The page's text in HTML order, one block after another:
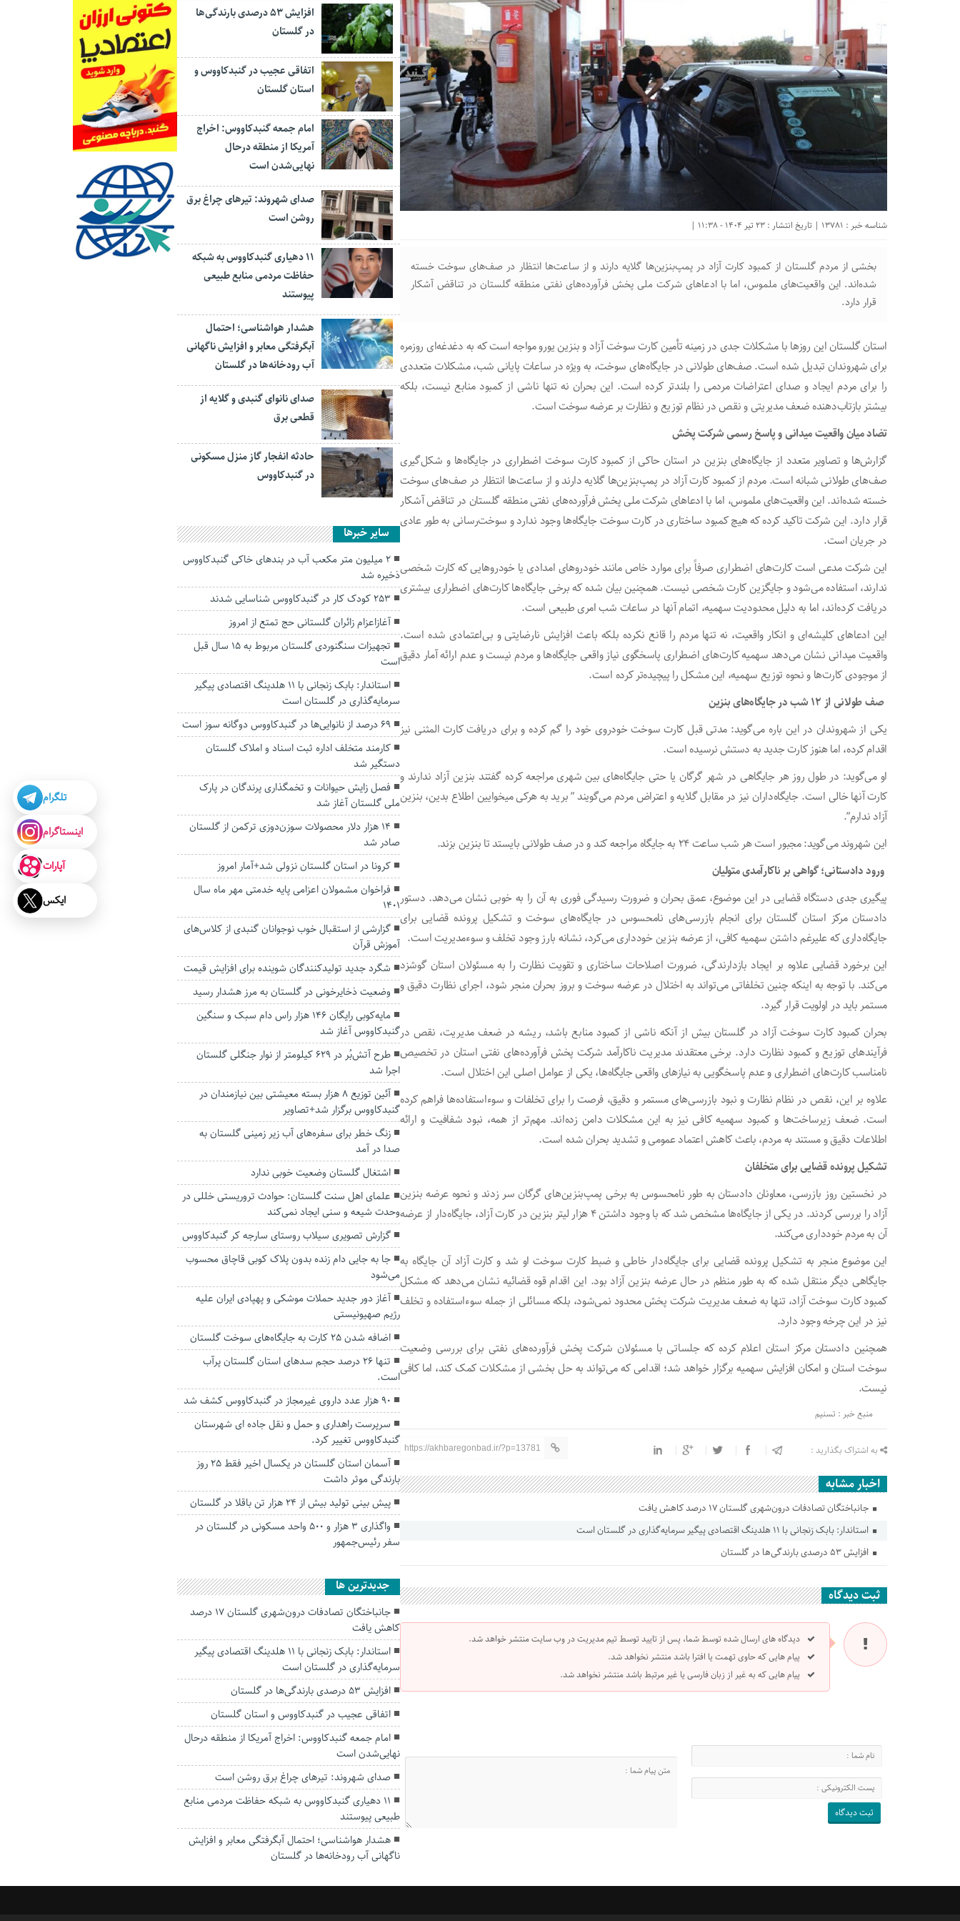
شناسه خبر : 13781 | تاریخ انتشار : 23 تیر 1404 - 11:38 |
بخشی از مردم گلستان از کمبود کارت آزاد در پمپ‌بنزین‌ها گلایه دارند و از ساعت‌ها انتظار در صف‌های سوخت خسته
شده‌اند. این واقعیت‌های ملموس، اما با ادعاهای شرکت ملی پخش فرآورده‌های نفتی منطقه گلستان در تناقض آشکار
قرار دارد.
استان گلستان این روز‌ها با مشکلات جدی در زمینه تأمین کارت سوخت آزاد و بنزین یورو مواجه است که به دغدغه‌ای روزمره
برای شهروندان تبدیل شده است. صف‌های طولانی در جایگاه‌های سوخت، به ویژه در ساعات پایانی شب، مشکلات متعددی
را برای مردم ایجاد و صدای اعتراضات مردمی را بلندتر کرده است. این بحران نه تنها ناشی از کمبود منابع نیست، بلکه
بیشتر بازتاب‌دهنده ضعف مدیریتی و نقص در نظام توزیع و نظارت بر عرضه سوخت است.
تضاد میان واقعیت میدانی و پاسخ رسمی شرکت پخش
گزارش‌ها و تصاویر متعدد از جایگاه‌های بنزین در استان حاکی از کمبود کارت سوخت اضطراری در جایگاه‌ها و شکل‌گیری
صف‌های طولانی شبانه است. مردم از کمبود کارت آزاد در پمپ‌بنزین‌ها گلایه دارند و از ساعت‌ها انتظار در صف‌های سوخت
خسته شده‌اند. این واقعیت‌های ملموس، اما با ادعا‌های شرکت ملی پخش فرآورده‌های نفتی منطقه گلستان در تناقض آشکار
قرار دارد. این شرکت تاکید کرده که هیچ کمبود ساختاری در کارت سوخت جایگاه‌ها وجود ندارد و سوخت‌رسانی به طور عادی
در جریان است.
این شرکت مدعی است کارت‌های اضطراری صرفاً برای موارد خاص مانند خودرو‌های امدادی یا خودرو‌هایی که کارت شخصی
ندارند، استفاده می‌شود و جایگزین کارت شخصی نیست. همچنین بیان شده که برخی جایگاه‌ها کارت‌های اضطراری بیشتری
دریافت کرده‌اند، اما به دلیل محدودیت سهمیه، اتمام آنها در ساعات شب امری طبیعی است.
این ادعا‌های کلیشه‌ای و انکار واقعیت، نه تنها مردم را قانع نکرده بلکه باعث افزایش نارضایتی و بی‌اعتمادی شده است.
واقعیت میدانی نشان می‌دهد سهمیه کارت‌های اضطراری پاسخگوی نیاز واقعی جایگاه‌ها و مردم نیست و عدم ارائه آمار دقیق
از موجودی کارت‌ها و نحوه توزیع سهمیه، این مشکل را پیچیده‌تر کرده است.
صف طولانی از ۱۲ شب در جایگاه‌های بنزین
یکی از شهروندان در این باره می‌گوید: مدتی قبل کارت سوخت خودروی خود را گم کرده و برای دریافت کارت المثنی نیز
اقدام کرده، اما هنوز کارت جدید به دستش نرسیده است.
او می‌گوید: در طول روز هر جایگاهی در شهر گرگان یا حتی جایگاه‌های بین شهری مراجعه کرده گفتند بنزین آزاد ندارند و
کارت آنها خالی است. جایگاه‌داران نیز در مقابل گلایه و اعتراض مردم می‌گویند ” برید به هرکی میخوایین اطلاع بدین، بنزین
آزاد ندارم”.
این شهروند می‌گوید: مجبور است هر شب ساعت ۲۴ به جایگاه مراجعه کند و در صف طولانی بایستد تا بنزین بزند.
ورود دادستانی؛ گواهی بر ناکارآمدی متولیان
پیگیری جدی دستگاه قضایی در این موضوع، عمق بحران و ضرورت رسیدگی فوری به آن را به خوبی نشان می‌دهد. دستور
دادستان مرکز استان گلستان برای انجام بازرسی‌های نامحسوس در جایگاه‌های سوخت و تشکیل پرونده قضایی برای
جایگاه‌داری که علیرغم داشتن سهمیه کافی، از عرضه بنزین خودداری می‌کرد، نشانه بارز وجود تخلف و سوءمدیریت است.
این برخورد قضایی علاوه بر ایجاد بازدارندگی، ضرورت اصلاحات ساختاری و تقویت نظارت را به مسئولان استان گوشزد
می‌کند. با توجه به اینکه چنین تخلفاتی می‌تواند به اختلال در عرضه سوخت و بروز بحران منجر شود، اجرای نظارت دقیق و
مستمر باید در اولویت قرار گیرد.
بحران کمبود کارت سوخت آزاد در گلستان بیش از آنکه ناشی از کمبود منابع باشد، ریشه در ضعف مدیریت، نقص در
فرآیند‌های توزیع و کمبود نظارت دارد. برخی معتقدند مدیریت ناکارآمد شرکت پخش فرآورده‌های نفتی استان در تخصیص
نامناسب کارت‌های اضطراری و عدم پاسخگویی به نیاز‌های واقعی جایگاه‌ها، یکی از عوامل اصلی این اختلال است.
علاوه بر این، نقص در نظام نظارت و نبود بازرسی‌های مستمر و دقیق، فرصت را برای تخلفات و سوءاستفاده‌ها فراهم کرده
است. ضعف زیرساخت‌ها و کمبود سهمیه کافی نیز به این مشکلات دامن زده‌اند. مهم‌تر از همه، نبود شفافیت و ارائه
اطلاعات دقیق و مستند به مردم، باعث کاهش اعتماد عمومی و تشدید بحران شده است.
تشکیل پرونده قضایی برای متخلفان
در نخستین روز بازرسی، معاونان دادستان به طور نامحسوس به برخی پمپ‌بنزین‌های گرگان سر زدند و نحوه عرضه بنزین
آزاد را بررسی کردند. در یکی از جایگاه‌ها مشخص شد که با وجود داشتن ۴ هزار لیتر بنزین در کارت آزاد، جایگاه‌دار از عرضه
آن به مردم خودداری می‌کند.
این موضوع منجر به تشکیل پرونده قضایی برای جایگاه‌دار خاطی و ضبط کارت سوخت او شد و کارت آزاد آن جایگاه به
جایگاهی دیگر منتقل شده که به طور منظم در حال عرضه بنزین آزاد بود. این اقدام قوه قضائیه نشان می‌دهد که مشکل
کمبود کارت سوخت آزاد، تنها به ضعف مدیریت شرکت پخش محدود نمی‌شود، بلکه مسائلی از جمله سوءاستفاده و تخلف
نیز در این چرخه وجود دارد.
همچنین دادستان مرکز استان اعلام کرده که جلساتی با مسئولان شرکت پخش فرآورده‌های نفتی برای بررسی وضعیت
سوخت استان و امکان افزایش سهمیه برگزار خواهد شد؛ اقدامی که می‌تواند به حل بخشی از مشکلات کمک کند، اما کافی
نیست.
منبع خبر : تسنیم
به اشتراک بگذارید : https://akhbaregonbad.ir/?p=13781
اخبار مشابه
جانباختگان تصادفات درون‌شهری گلستان ۱۷ درصد کاهش یافت
استاندار: بابک زنجانی با ۱۱ هلدینگ اقتصادی پیگیر سرمایه‌گذاری در گلستان است
افزایش ۵۳ درصدی بارندگی‌ها در گلستان
ثبت دیدگاه
دیدگاه های ارسال شده توسط شما، پس از تایید توسط تیم مدیریت در وب سایت منتشر خواهد شد.
پیام هایی که حاوی تهمت یا افترا باشد منتشر نخواهد شد.
پیام هایی که به غیر از زبان فارسی یا غیر مرتبط باشد منتشر نخواهد شد.
افزایش ۵۳ درصدی بارندگی‌ها
در گلستان
اتفاقی عجیب در‌ گنبدکاووس و
استان گلستان
امام جمعه گنبدکاووس: اخراج
آمریکا از منطقه درحال
نهایی‌شدن است
صدای شهروند: تیرهای چراغ برق
روشن است
۱۱ دهیاری گنبدکاووس به شبکه
حفاظت مردمی منابع طبیعی
پیوستند
هشدار هواشناسی؛ احتمال
آبگرفتگی معابر و افزایش ناگهانی
آب رودخانه‌ها در گلستان
صدای نانوای گنبدی و گلایه از
قطعی برق
حادثه انفجار گاز منزل مسکونی
در گنبدکاووس
سایر خبرها
۲ میلیون متر مکعب آب در بندهای خاکی گنبدکاووس
ذخیره شد
۲۵۳ کودک کار در گنبدکاووس شناسایی شدند
آغازاعزام زائران گلستانی حج تمتع از امروز
تجهیزات سنگنوردی گلستان مربوط به ۱۵ سال قبل
است
استاندار: بابک زنجانی با ۱۱ هلدینگ اقتصادی پیگیر
سرمایه‌گذاری در گلستان است
۶۹ درصد از نانوایی‌ها در گنبدکاووس دوگانه سوز است
کارمند متخلف اداره ثبت اسناد و املاک گلستان
دستگیر شد
فصل زایش‌ حیوانات و تخمگذاری پرندگان در پارک
ملی گلستان آغاز شد
۱۴ هزار دلار محصولات سوزن‌دوزی ترکمن از گلستان
صادر شد
کرونا در استان گلستان نزولی شد+آمار امروز
فراخوان مشمولان اعزامی پایه خدمتی مهر ماه سال
۱۴۰۱
گزارشی از استقبال خوب نوجوانان گنبدی از کلاس‌های
آموزش قرآن
شگرد جدید تولیدکنندگان شوینده برای افزایش قیمت‌
وضعیت ذخایرخونی در گلستان به مرز هشدار رسید
مایه‌کوبی رایگان ۱۴۶ هزار راس دام‌ سبک و سنگین
گنبدکاووس آغاز شد
طرح آتش‌بُر در ۶۲۹ کیلومتر از نوار جنگلی گلستان
اجرا شد
آئین توزیع ۸ هزار بسته معیشتی بین نیازمندان در‌
گنبدکاووس برگزار شد+تصاویر
زنگ خطر برای سفره‌های آب زیر زمینی گلستان به
صدا در آمد
اشتغال گلستان وضعیت خوبی ندارد
علمای اهل سنت گلستان: حوادث تروریستی خللی در
وحدت شیعه و سنی ایجاد نمی‌کند
گزارش تصویری سیلاب روستای سارجه کر گنبدکاووس
جا به جایی دام زنده بدون پلاک کوبی قاچاق محسوب
می‌شود
آغاز دور جدید حملات موشکی و پهپادی ایران علیه
رژیم صهیونیستی
اضافه شدن ۲۵ کارت به جایگاه‌های سوخت گلستان
تنها ۲۶ درصد حجم سد‌های استان گلستان پرآب
است.
۹۰ هزار عدد داروی غیرمجاز در گنبدکاووس کشف شد
سرپرست راهداری و حمل و نقل جاده ای شهرستان
گنبدکاووس تغییر کرد.
آسمان استان گلستان در یکسال اخیر فقط ۲۵ روز
بارندگی موثر داشت
پیش بینی تولید بیش از ۲۴ هزار تن باقلا در گلستان
واگذاری ۳ هزار و ۵۰۰ واحد مسکونی در گلستان در
سفر رئیس‌جمهور
جديدترين ها
جانباختگان تصادفات درون‌شهری گلستان ۱۷ درصد
کاهش یافت
استاندار: بابک زنجانی با ۱۱ هلدینگ اقتصادی پیگیر
سرمایه‌گذاری در گلستان است
افزایش ۵۳ درصدی بارندگی‌ها در گلستان
اتفاقی عجیب در‌ گنبدکاووس و استان گلستان
امام جمعه گنبدکاووس: اخراج آمریکا از منطقه درحال
نهایی‌شدن است
صدای شهروند: تیرهای چراغ برق روشن است
۱۱ دهیاری گنبدکاووس به شبکه حفاظت مردمی منابع
طبیعی پیوستند
هشدار هواشناسی؛ احتمال آبگرفتگی معابر و افزایش
ناگهانی آب رودخانه‌ها در گلستان
تلگرام
اینستاگرام
آپارات
ایکس